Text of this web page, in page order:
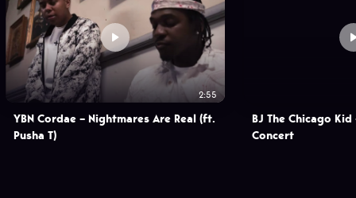
2:55
YBN Cordae – Nightmares Are Real (ft.
Pusha T)
BJ The Chicago Kid
Concert